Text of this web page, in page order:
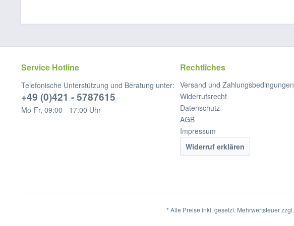
Service Hotline
Telefonische Unterstützung und Beratung unter:
+49 (0)421 - 5787615
Mo-Fr, 09:00 - 17:00 Uhr
Rechtliches
Versand und Zahlungsbedingungen
Widerrufsrecht
Datenschutz
AGB
Impressum
Widerruf erklären
* Alle Preise inkl. gesetzl. Mehrwertsteuer zzgl.